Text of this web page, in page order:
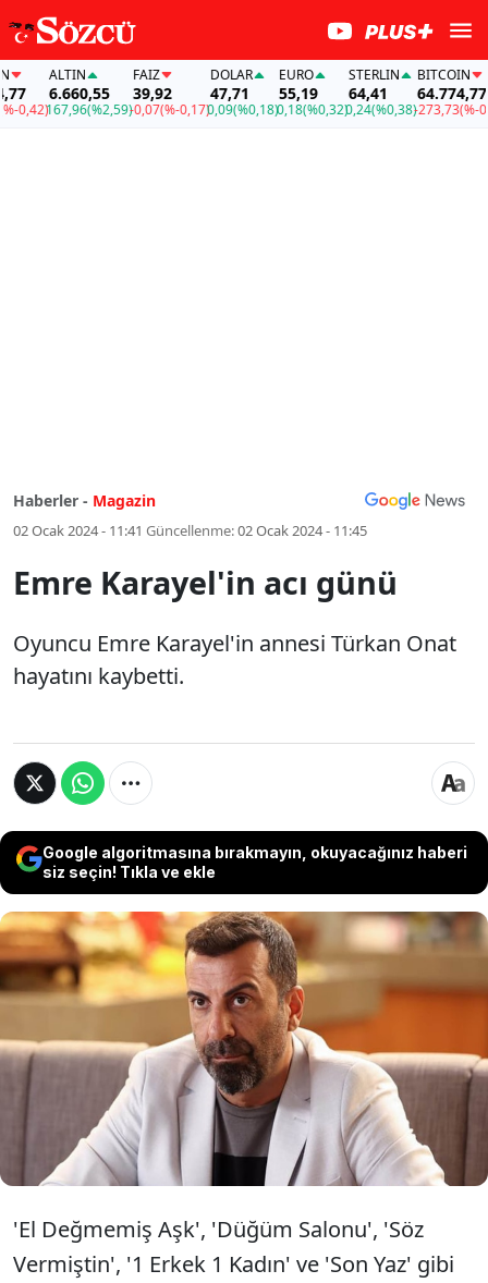
ALTIN
6.660,55
167,96(%2,59)
FAİZ
39,92
-0,07(%-0,17)
DOLAR
47,71
0,09(%0,18)
EURO
55,19
0,18(%0,32)
STERLIN
64,41
0,24(%0,38)
BITCOIN
64.774,77
-273,73(%-0,42)
Haberler - Magazin
02 Ocak 2024 - 11:41 Güncellenme:02 Ocak 2024 - 11:45
Emre Karayel'in acı günü
Oyuncu Emre Karayel'in annesi Türkan Onat
hayatını kaybetti.
Google algoritmasına bırakmayın, okuyacağınız haberi
siz seçin! Tıkla ve ekle
Oyuncu Emre Karayel'in
annesi Türkan Onat hayatını
kaybetti.
'El Değmemiş Aşk', 'Düğüm Salonu', 'Söz
Vermiştin', '1 Erkek 1 Kadın' ve 'Son Yaz' gibi